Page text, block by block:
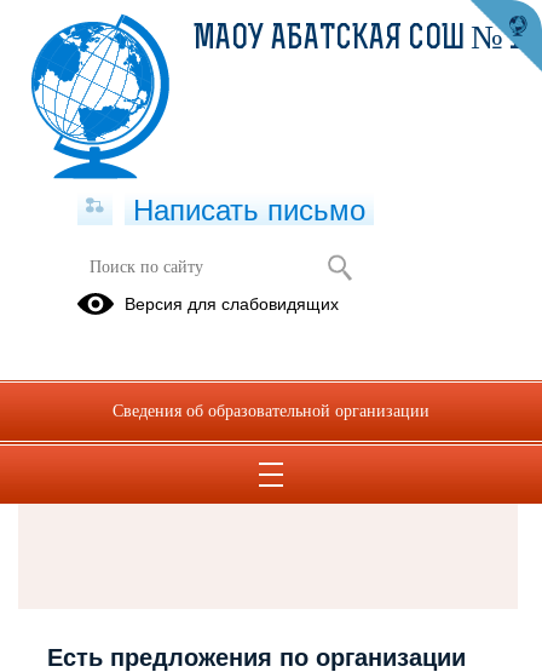
Есть предложения по организации
МАОУ АБАТСКАЯ СОШ № 1
Написать письмо
Версия для слабовидящих
Сведения об образовательной организации